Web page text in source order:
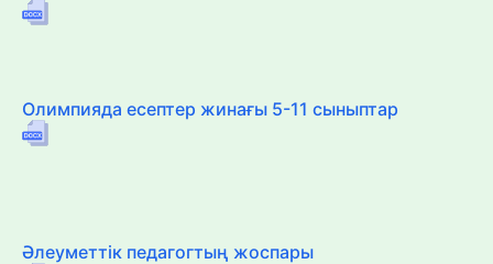
Олимпияда есептер жинағы 5-11 сыныптар
Әлеуметтік педагогтың жоспары